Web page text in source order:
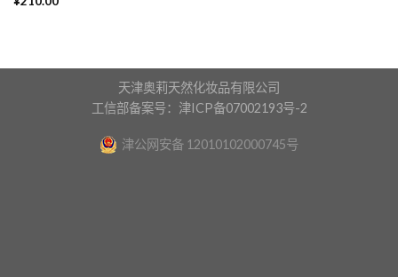
天津奥莉天然化妆品有限公司
工信部备案号：津ICP备07002193号-2
津公网安备 12010102000745号